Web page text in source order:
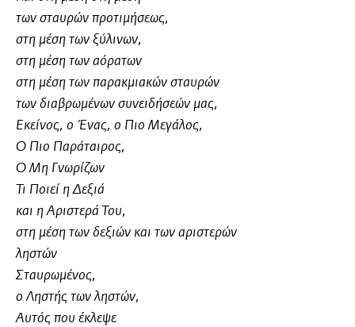
των σταυρών προτιμήσεως,
στη μέση των ξύλινων,
στη μέση των αόρατων
στη μέση των παρακμιακών σταυρών
των διαβρωμένων συνειδήσεών μας,
Εκείνος, ο Ένας, ο Πιο Μεγάλος,
Ο Πιο Παράταιρος,
Ο Μη Γνωρίζων
Τι Ποιεί η Δεξιά
και η Αριστερά Του,
στη μέση των δεξιών και των αριστερών
ληστών
Σταυρωμένος,
ο Ληστής των ληστών,
Αυτός που έκλεψε